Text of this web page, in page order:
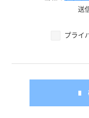
送
プライ